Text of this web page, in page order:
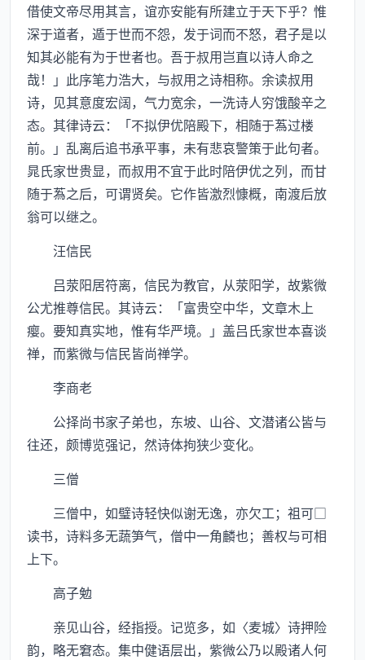
借使文帝尽用其言，谊亦安能有所建立于天下乎？惟
深于道者，遁于世而不怨，发于词而不怒，君子是以
知其必能有为于世者也。吾于叔用岂直以诗人命之
哉！」此序笔力浩大，与叔用之诗相称。余读叔用
诗，见其意度宏阔，气力宽余，一洗诗人穷饿酸辛之
态。其律诗云：「不拟伊优陪殿下，相随于蒍过楼
前。」乱离后追书承平事，未有悲哀警策于此句者。
晁氏家世贵显，而叔用不宜于此时陪伊优之列，而甘
随于蒍之后，可谓贤矣。它作皆激烈慷概，南渡后放
翁可以继之。
汪信民
吕荥阳居符离，信民为教官，从荥阳学，故紫微
公尤推尊信民。其诗云：「富贵空中华，文章木上
瘿。要知真实地，惟有华严境。」盖吕氏家世本喜谈
禅，而紫微与信民皆尚禅学。
李商老
公择尚书家子弟也，东坡、山谷、文潜诸公皆与
往还，颇博览强记，然诗体拘狭少变化。
三僧
三僧中，如璧诗轻快似谢无逸，亦欠工；祖可□
读书，诗料多无蔬笋气，僧中一角麟也；善权与可相
上下。
高子勉
亲见山谷，经指授。记览多，如〈麦城〉诗押险
韵，略无窘态。集中健语层出，紫微公乃以殿诸人何